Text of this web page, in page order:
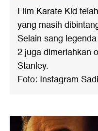
Film Karate Kid
yang masih
Selain sang
2 juga dimeriahkan
Stanley.
Foto: Instagram